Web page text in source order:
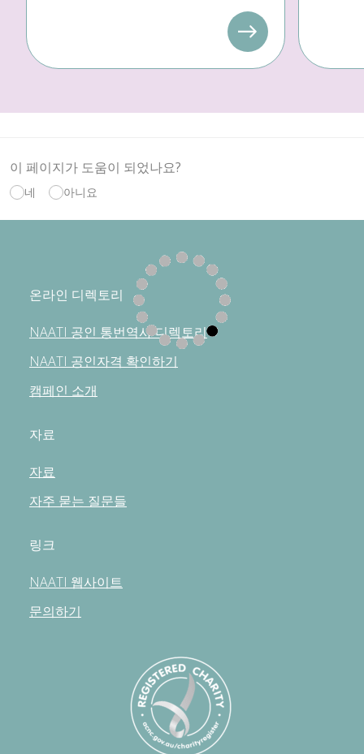
이 페이지가 도움이 되었나요?
네 아니요
온라인 디렉토리
NAATI 공인 통번역사 디렉토리
NAATI 공인자격 확인하기
캠페인 소개
자료
자료
자주 묻는 질문들
링크
NAATI 웹사이트
문의하기